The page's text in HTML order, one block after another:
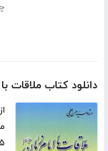
دانلود کتاب ملاقات